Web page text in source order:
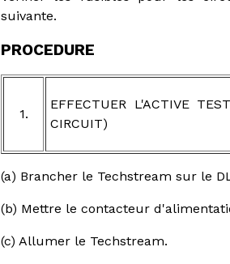
suivante.
PROCEDURE
1.
EFFECTUER L'ACTIVE
CIRCUIT)
(a) Brancher le Techstream sur le
(b) Mettre le contacteur
(c) Allumer le Techstream.